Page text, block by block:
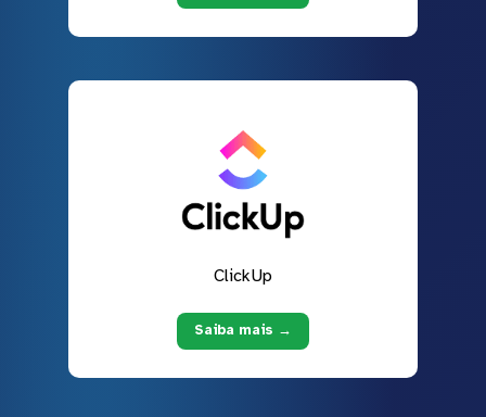
ClickUp
Saiba mais →